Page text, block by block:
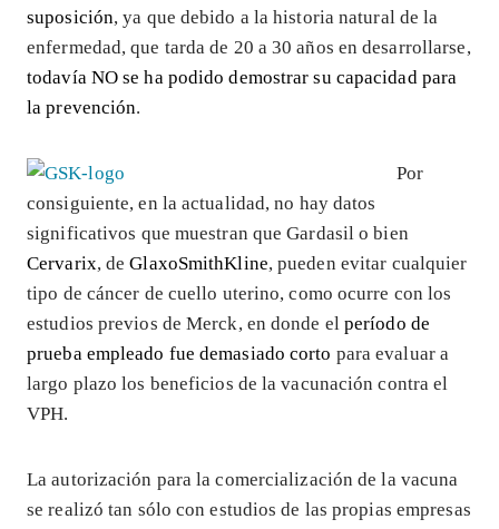
suposición, ya que debido a la historia natural de la
enfermedad, que tarda de 20 a 30 años en desarrollarse,
todavía NO se ha podido demostrar su capacidad para
la prevención.
Por
consiguiente, en la actualidad, no hay datos
significativos que muestran que Gardasil o bien
Cervarix, deGlaxoSmithKline, pueden evitar cualquier
tipo de cáncer de cuello uterino, como ocurre con los
estudios previos de Merck, en donde el período de
prueba empleado fue demasiado corto para evaluar a
largo plazo los beneficios de la vacunación contra el
VPH.
La autorización para la comercialización de la vacuna
se realizó tan sólo con estudios de las propias empresas